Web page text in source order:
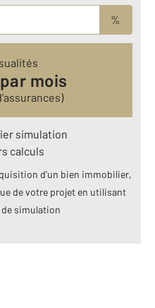
%
mois
simulation
calculs
d’un bien immobilier,
de votre projet en utilisant
simulation